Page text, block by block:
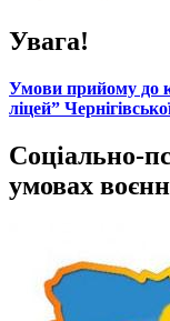
Увага!
Умови прийому до
ліцей”
Соціально-
умовах